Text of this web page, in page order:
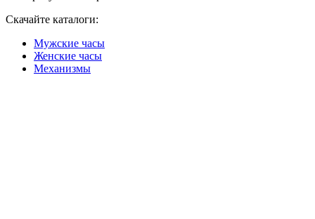
Скачайте каталоги:
Мужские часы
Женские часы
Механизмы